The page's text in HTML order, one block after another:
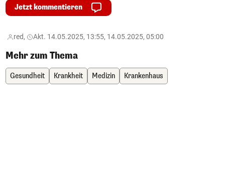
Jetzt kommentieren
red, Akt. 14.05.2025, 13:55, 14.05.2025, 05:00
Mehr zum Thema
Gesundheit Krankheit Medizin Krankenhaus